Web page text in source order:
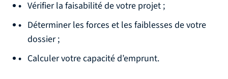
Vérifier la faisabilité de votre projet ;
Déterminer les forces et les faiblesses de votre
dossier ;
Calculer votre capacité d’emprunt.